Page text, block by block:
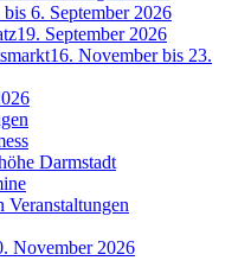
bis 6. September 2026
19. September 2026
16. November bis 23.
Darmstadt
Veranstaltungen
November 2026